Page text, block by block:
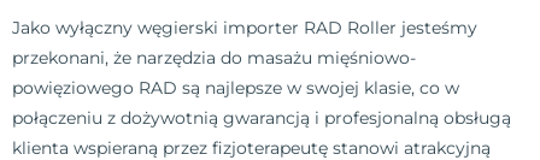
Jako wyłączny węgierski importer RAD Roller jesteśmy
przekonani, że narzędzia do masażu mięśniowo-
powięziowego RAD są najlepsze w swojej klasie, co w
połączeniu z dożywotnią gwarancją i profesjonalną obsługą
klienta wspieraną przez fizjoterapeutę stanowi atrakcyjną